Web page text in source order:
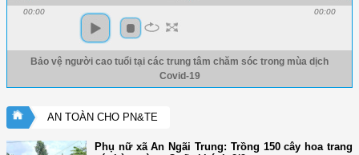
00:00 00:00
Bảo vệ người cao tuổi tại các trung tâm chăm sóc trong mùa dịch
Covid-19
AN TOÀN CHO PN&TE
Phụ nữ xã An Ngãi Trung: Trồng 150 cây hoa trang